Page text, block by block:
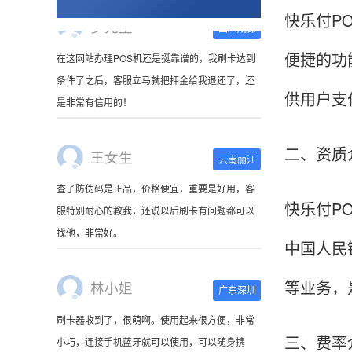
王女生
查了防伪码是正品，价格便宜，重要是好用，客
找他，非常好。
林小姐
刷卡器收到了，很萌啊。使用起来很方便，非常
带。
陈先生
快乐付
便捷的
供用户
二、资
快乐付
中国人
等业务
三、费